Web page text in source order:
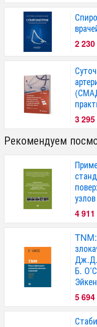
2 230
3 295
Рекомендуем
4 911
Б.
Эйкен
5 694